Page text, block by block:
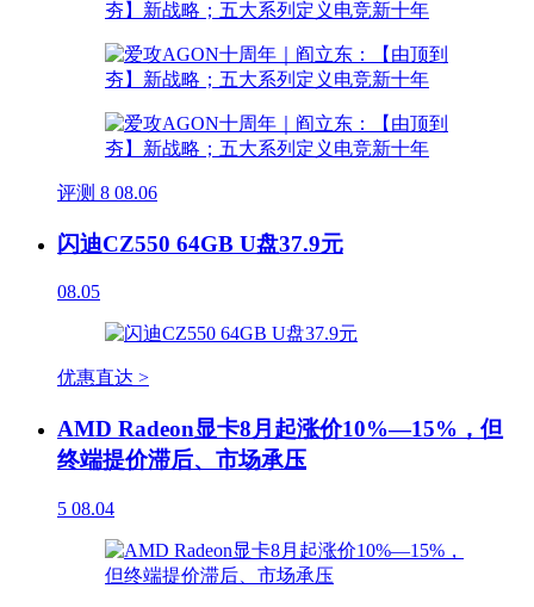
评测 8 08.06
闪迪CZ550 64GB U盘37.9元
08.05
优惠直达 >
AMD Radeon显卡8月起涨价10%—15%，但
终端提价滞后、市场承压
5 08.04